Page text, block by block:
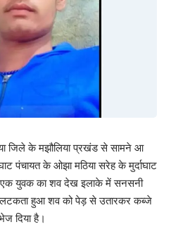
जिले के मझौलिया प्रखंड से सामने आ
पंचायत के ओझा मठिया सरेह के मुर्दाघाट
युवक का शव देख इलाके में सनसनी
हुआ शव को पेड़ से उतारकर कब्जे
दिया है।